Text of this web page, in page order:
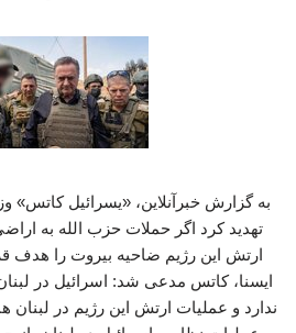
به گزارش خبرآنلاین، «یسرائیل کاتس»
تهدید کرد اگر حملات حزب ‌الله به
ارتش این رژیم ضاحیه بیروت را هدف
ایسنا، کاتس مدعی شد: اسرائیل در
ندارد و عملیات ارتش این رژیم در لبنان